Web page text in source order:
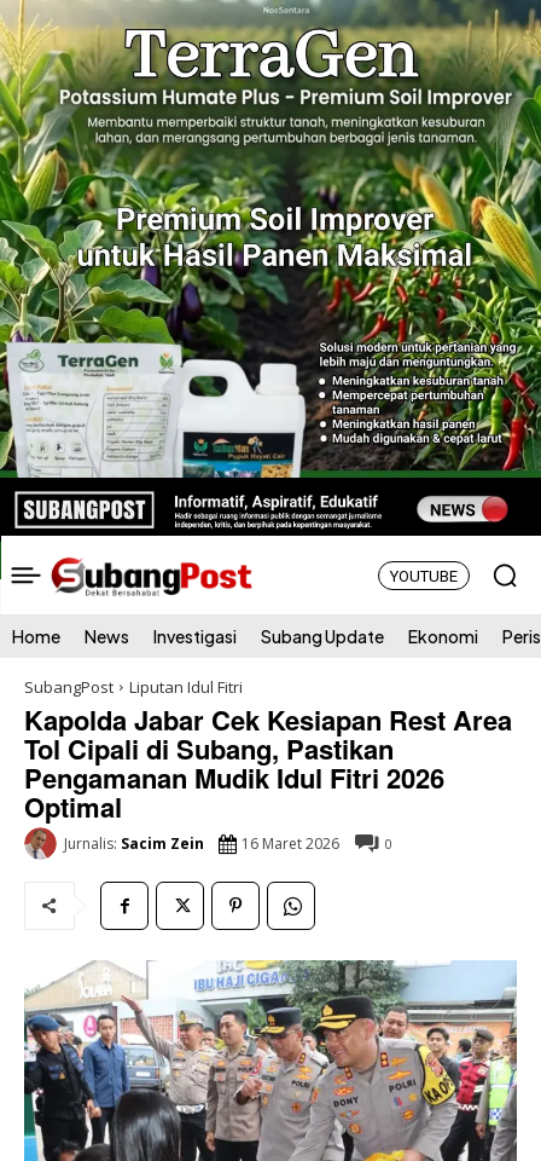
YOUTUBE
Home News Investigasi Subang Update Ekonomi
SubangPost Liputan Idul Fitri
Kapolda Jabar Cek Kesiapan Rest Area
Tol Cipali di Subang, Pastikan
Pengamanan Mudik Idul Fitri 2026
Optimal
Jurnalis: Sacim Zein 16 Maret 2026 0